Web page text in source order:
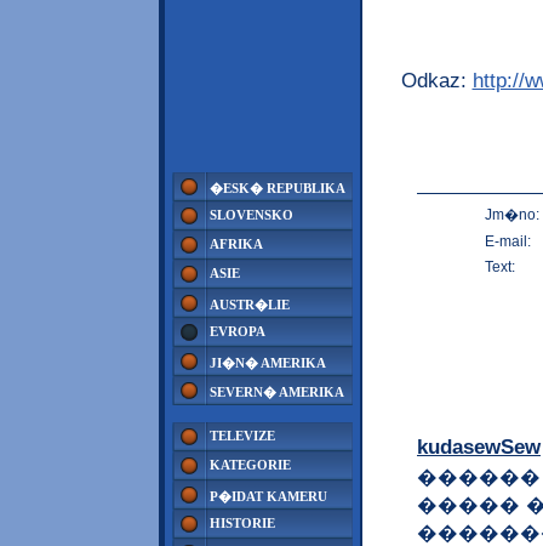
�ESK� REPUBLIKA
SLOVENSKO
AFRIKA
ASIE
AUSTR�LIE
EVROPA
JI�N� AMERIKA
SEVERN� AMERIKA
TELEVIZE
KATEGORIE
P�IDAT KAMERU
HISTORIE
Odkaz: http://
Jm�no:
E-mail:
Text:
kudasewSew
�����